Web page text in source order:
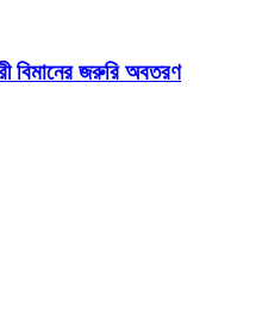
বিমানের জরুরি অবতরণ